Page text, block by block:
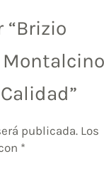
“Brizio
Montalcino
publicada. Los
*